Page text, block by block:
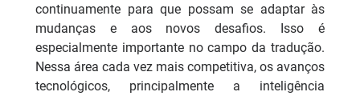
continuamente para que possam se adaptar às
mudanças e aos novos desafios. Isso é
especialmente importante no campo da tradução.
Nessa área cada vez mais competitiva, os avanços
tecnológicos, principalmente a inteligência